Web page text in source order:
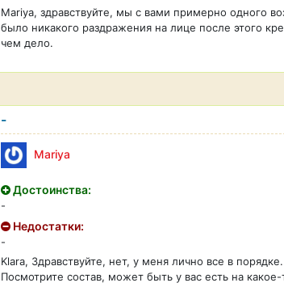
Mariya, здравствуйте, мы с вами примерно одного
было никакого раздражения на лице после этого
чем дело.
-
Mariya
Достоинства:
-
Недостатки:
-
Klara, Здравствуйте, нет, у меня лично все в
Посмотрите состав, может быть у вас есть на